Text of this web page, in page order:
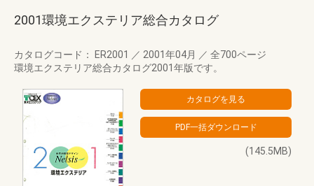
2001環境エクステリア総合カタログ
カタログコード： ER2001 ／ 2001年04月 ／ 全700ページ
環境エクステリア総合カタログ2001年版です。
(145.5MB)